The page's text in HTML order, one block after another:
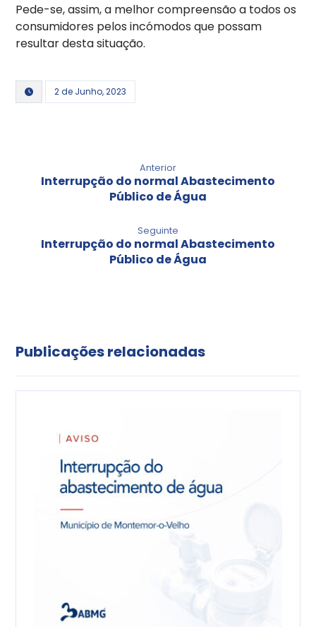
Pede-se, assim, a melhor compreensão a todos os
consumidores pelos incómodos que possam
resultar desta situação.
2 de Junho, 2023
Anterior
Interrupção do normal Abastecimento
Público de Água
Seguinte
Interrupção do normal Abastecimento
Público de Água
Publicações relacionadas